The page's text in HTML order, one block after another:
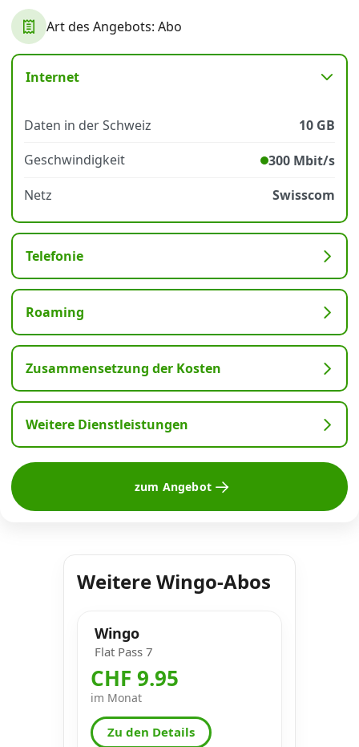
Art des Angebots: Abo
Internet
Daten in der Schweiz
10 GB
Geschwindigkeit
300 Mbit/s
Netz
Swisscom
Telefonie
Roaming
Zusammensetzung der Kosten
Weitere Dienstleistungen
zum Angebot
Weitere Wingo-Abos
Wingo
Flat Pass 7
CHF 9.95
im Monat
Zu den Details